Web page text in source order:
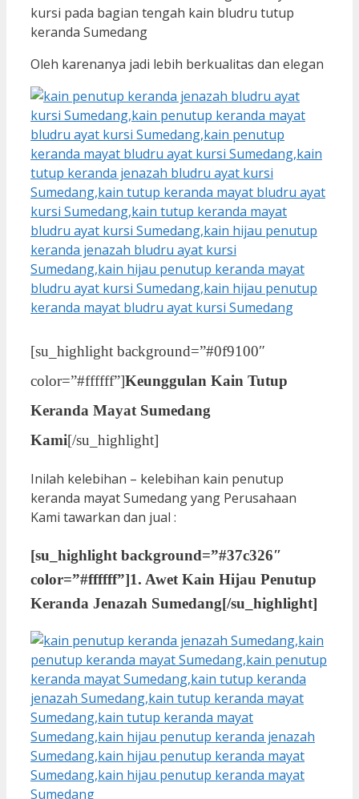
kursi pada bagian tengah kain bludru tutup
keranda Sumedang
Oleh karenanya jadi lebih berkualitas dan elegan
[su_highlight background=”#0f9100″
color=”#ffffff”]Keunggulan Kain Tutup
Keranda Mayat Sumedang
Kami[/su_highlight]
Inilah kelebihan – kelebihan kain penutup
keranda mayat Sumedang yang Perusahaan
Kami tawarkan dan jual :
[su_highlight background=”#37c326″
color=”#ffffff”]1. Awet Kain Hijau Penutup
Keranda Jenazah Sumedang[/su_highlight]